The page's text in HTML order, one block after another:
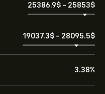
25386.9‎$‎ - 25853‎$‎
19037.3‎$‎ - 28095.5‎$‎
3.38%